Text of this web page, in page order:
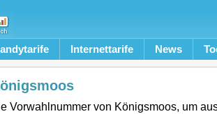
Internettarife News
Vorwahlnummer von Königsmoos, um